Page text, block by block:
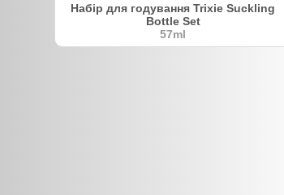
Набір для годування Trixie Suckling
Bottle Set
57ml